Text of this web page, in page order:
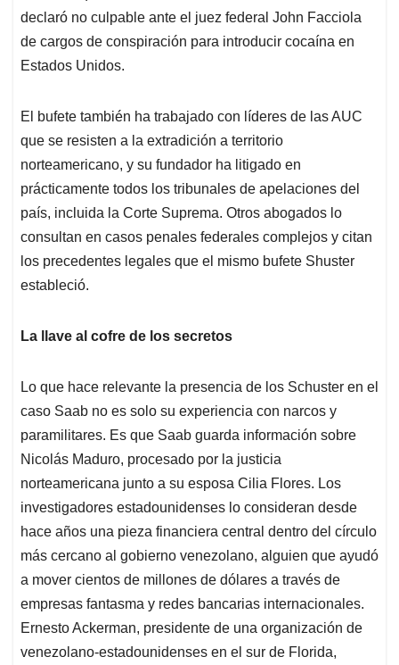
declaró no culpable ante el juez federal John Facciola
de cargos de conspiración para introducir cocaína en
Estados Unidos.
El bufete también ha trabajado con líderes de las AUC
que se resisten a la extradición a territorio
norteamericano, y su fundador ha litigado en
prácticamente todos los tribunales de apelaciones del
país, incluida la Corte Suprema. Otros abogados lo
consultan en casos penales federales complejos y citan
los precedentes legales que el mismo bufete Shuster
estableció.
La llave al cofre de los secretos
Lo que hace relevante la presencia de los Schuster en el
caso Saab no es solo su experiencia con narcos y
paramilitares. Es que Saab guarda información sobre
Nicolás Maduro, procesado por la justicia
norteamericana junto a su esposa Cilia Flores. Los
investigadores estadounidenses lo consideran desde
hace años una pieza financiera central dentro del círculo
más cercano al gobierno venezolano, alguien que ayudó
a mover cientos de millones de dólares a través de
empresas fantasma y redes bancarias internacionales.
Ernesto Ackerman, presidente de una organización de
venezolano-estadounidenses en el sur de Florida,